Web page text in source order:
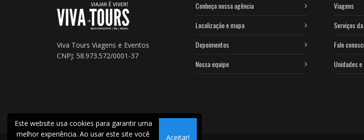
Viva Tours Viagens e Eventos
CNPJ: 58.973.572/0001-37
Conheça nossa agência
Localização e mapa
Depoimentos
Nossa equipe
Viagens
Serviços
Fale
Unidades
Este website usa cookies para garantir uma
melhor experiência. Ao usar este site você
Aceitar!